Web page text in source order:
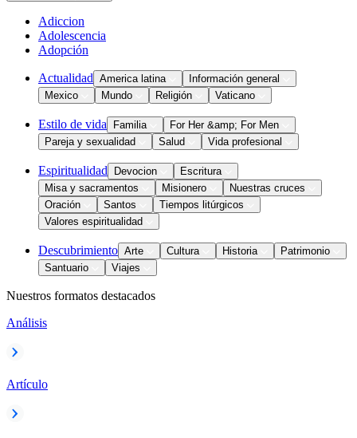
Adiccion
Adolescencia
Adopción
Actualidad America latina
Información general
Mexico
Mundo Religión Vaticano
Estilo de vida Familia
For Her &amp; For Men
Pareja y sexualidad
Salud Vida profesional
Espiritualidad Devocion
Escritura
Misa y sacramentos
Misionero
Nuestras cruces
Oración
Santos
Tiempos litúrgicos
Valores espiritualidad
Descubrimiento Arte Cultura Historia
Patrimonio
Santuario
Viajes
Nuestros formatos destacados
Análisis
Artículo